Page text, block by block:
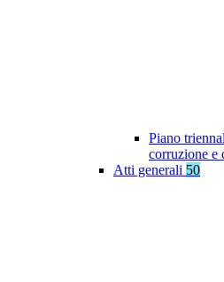
Piano
corruzione e
Atti generali 50